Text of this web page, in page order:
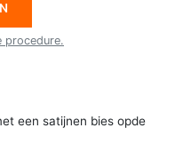
procedure.
een satijnen bies opde